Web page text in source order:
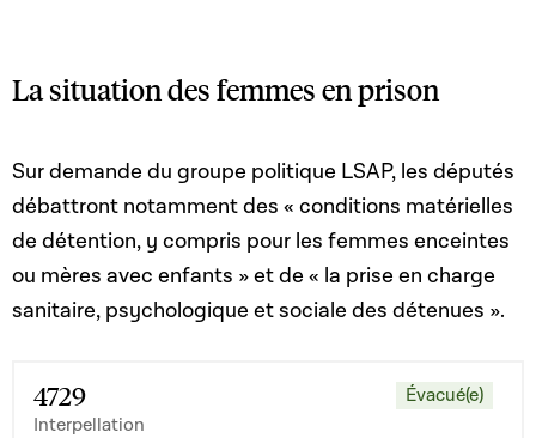
La situation des femmes en prison
Sur demande du groupe politique LSAP, les députés
débattront notamment des « conditions matérielles
de détention, y compris pour les femmes enceintes
ou mères avec enfants » et de « la prise en charge
sanitaire, psychologique et sociale des détenues ».
4729
Interpellation
Évacué(e)